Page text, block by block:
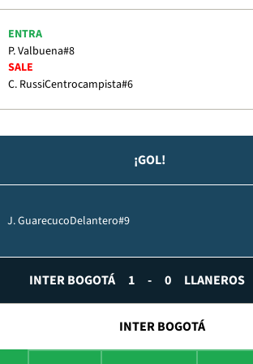
ENTRA
P. Valbuena#8
SALE
C. RussiCentrocampista#6
¡GOL!
J. GuarecucoDelantero#9
INTER BOGOTÁ 1 - 0 LLANEROS
INTER BOGOTÁ